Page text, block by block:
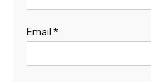
Email *